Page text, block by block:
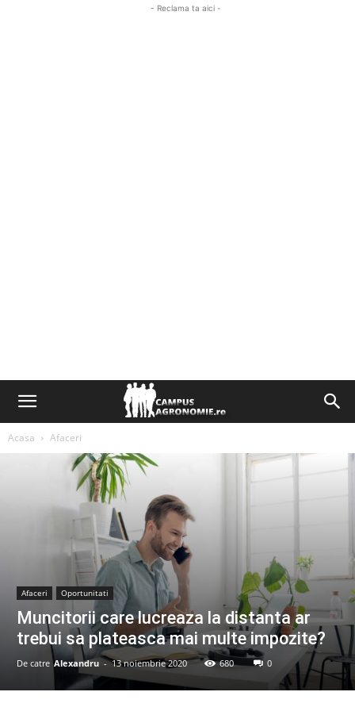
- Reclama ta aici -
Acasa Afaceri
Afaceri Oportunitati
Muncitorii care lucreaza la distanta ar
trebui sa plateasca mai multe impozite?
De catre Alexandru - 13 noiembrie 2020 680 0